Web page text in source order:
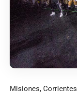
Misiones,